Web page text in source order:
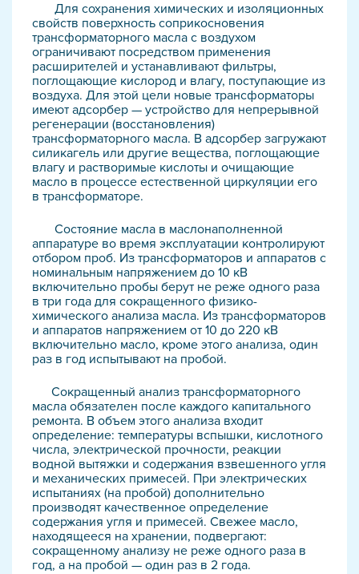
Для сохранения химических и изоляционных
свойств поверхность соприкосновения
трансформаторного масла с воздухом
ограничивают посредством применения
расширителей и устанавливают фильтры,
поглощающие кислород и влагу, поступающие из
воздуха. Для этой цели новые трансформаторы
имеют адсорбер — устройство для непрерывной
регенерации (восстановления)
трансформаторного масла. В адсорбер загружают
силикагель или другие вещества, поглощающие
влагу и растворимые кислоты и очищающие
масло в процессе естественной циркуляции его
в трансформаторе.
Состояние масла в маслонаполненной
аппаратуре во время эксплуатации контролируют
отбором проб. Из трансформаторов и аппаратов с
номинальным напряжением до 10 кВ
включительно пробы берут не реже одного раза
в три года для сокращенного физико-
химического анализа масла. Из трансформаторов
и аппаратов напряжением от 10 до 220 кВ
включительно масло, кроме этого анализа, один
раз в год испытывают на пробой.
Сокращенный анализ трансформаторного
масла обязателен после каждого капитального
ремонта. В объем этого анализа входит
определение: температуры вспышки, кислотного
числа, электрической прочности, реакции
водной вытяжки и содержания взвешенного угля
и механических примесей. При электрических
испытаниях (на пробой) дополнительно
производят качественное определение
содержания угля и примесей. Свежее масло,
находящееся на хранении, подвергают:
сокращенному анализу не реже одного раза в
год, а на пробой — один раз в 2 года.